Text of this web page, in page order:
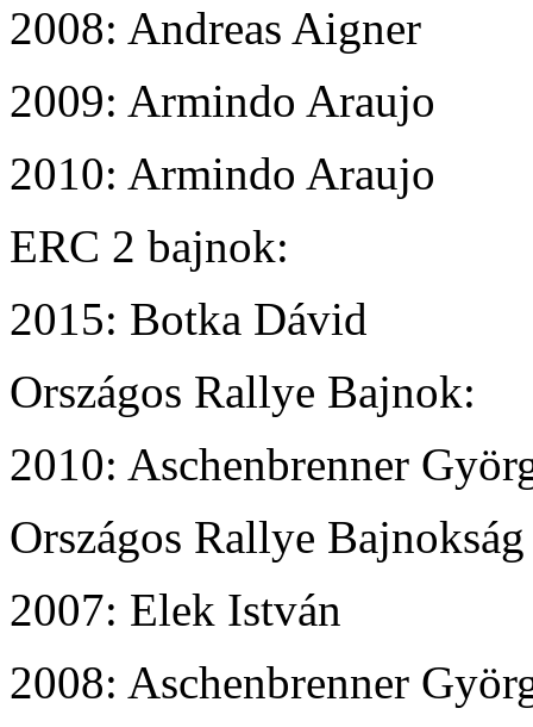
2008: Andreas Aigner
2009: Armindo Araujo
2010: Armindo Araujo
ERC 2 bajnok:
2015: Botka Dávid
Országos Rallye Bajnok:
2010: Aschenbrenner
Országos Rallye
2007: Elek István
2008: Aschenbrenner